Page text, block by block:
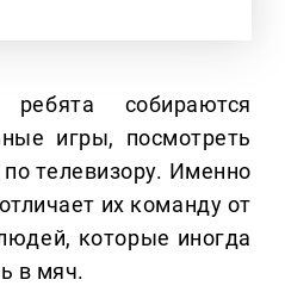
собираются
игры, посмотреть
телевизору. Именно
их команду от
которые иногда
в мяч.